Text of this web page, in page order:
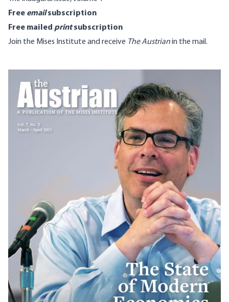
Free emailsubscription
Free mailed printsubscription
Join the Mises Institute and receive The Austrianin the mail.